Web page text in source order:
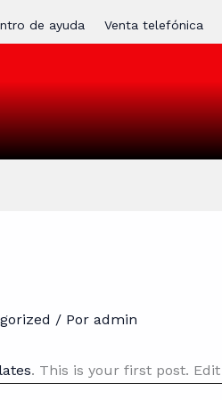
de ayuda Venta telefónica
/ Por admin
. This is your first post.